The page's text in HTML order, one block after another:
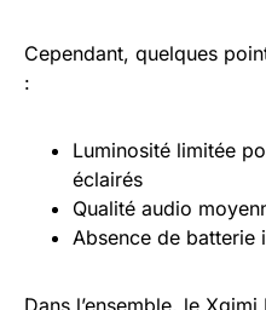
Cependant, quelques
:
Luminosité limitée
éclairés
Qualité audio
Absence de batterie